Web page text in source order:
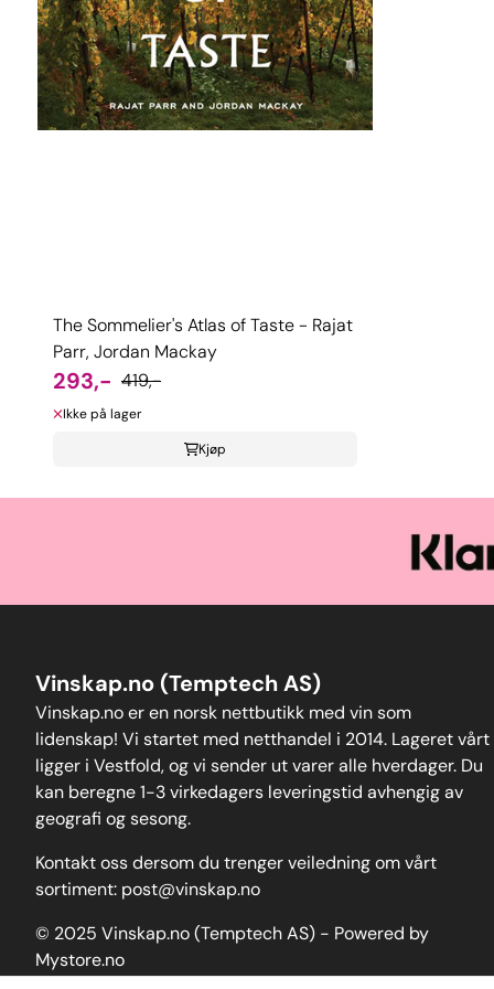
The Sommelier's Atlas of Taste - Rajat
Parr, Jordan Mackay
293,- 419,-
Ikke på lager
Kjøp
Vinskap.no (Temptech AS)
Vinskap.no er en norsk nettbutikk med vin som
lidenskap! Vi startet med netthandel i 2014. Lageret vårt
ligger i Vestfold, og vi sender ut varer alle hverdager. Du
kan beregne 1-3 virkedagers leveringstid avhengig av
geografi og sesong.
Kontakt oss dersom du trenger veiledning om vårt
sortiment: post@vinskap.no
© 2025 Vinskap.no (Temptech AS) - Powered by
Mystore.no